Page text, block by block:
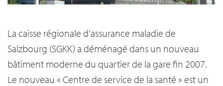
La caisse régionale d'assurance maladie de
Salzbourg (SGKK) a déménagé dans un nouveau
bâtiment moderne du quartier de la gare fin 2007.
Le nouveau « Centre de service de la santé » est un